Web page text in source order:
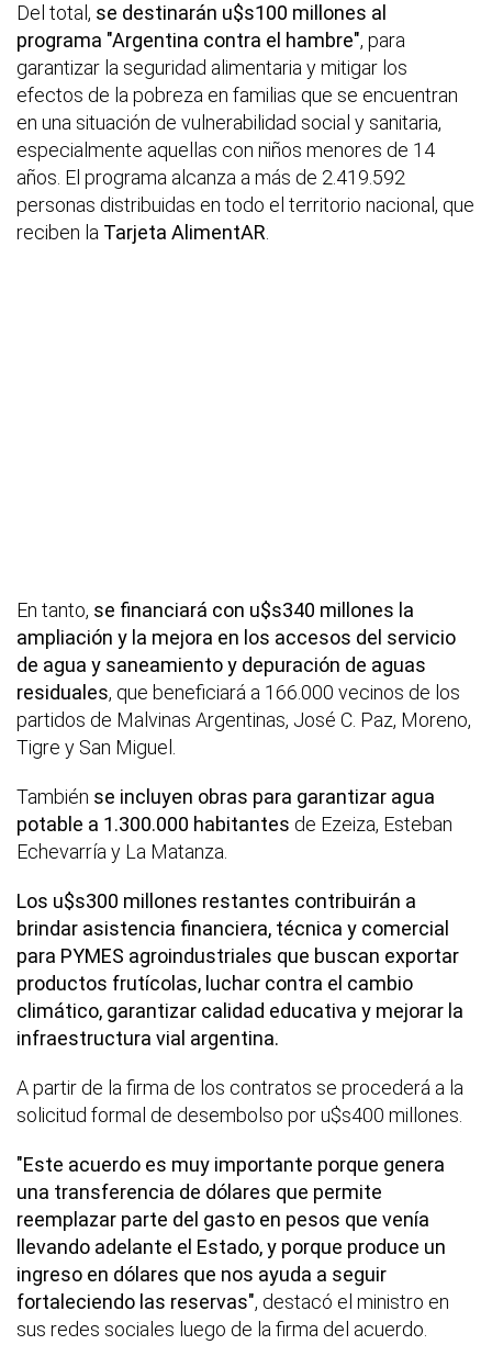
Del total, se destinarán u$s100 millones al
programa "Argentina contra el hambre", para
garantizar la seguridad alimentaria y mitigar los
efectos de la pobreza en familias que se encuentran
en una situación de vulnerabilidad social y sanitaria,
especialmente aquellas con niños menores de 14
años. El programa alcanza a más de 2.419.592
personas distribuidas en todo el territorio nacional, que
reciben la Tarjeta AlimentAR.
En tanto, se financiará con u$s340 millones la
ampliación y la mejora en los accesos del servicio
de agua y saneamiento y depuración de aguas
residuales, que beneficiará a 166.000 vecinos de los
partidos de Malvinas Argentinas, José C. Paz, Moreno,
Tigre y San Miguel.
También se incluyen obras para garantizar agua
potable a 1.300.000 habitantes de Ezeiza, Esteban
Echevarría y La Matanza.
Los u$s300 millones restantes contribuirán a
brindar asistencia financiera, técnica y comercial
para PYMES agroindustriales que buscan exportar
productos frutícolas, luchar contra el cambio
climático, garantizar calidad educativa y mejorar la
infraestructura vial argentina.
A partir de la firma de los contratos se procederá a la
solicitud formal de desembolso por u$s400 millones.
"Este acuerdo es muy importante porque genera
una transferencia de dólares que permite
reemplazar parte del gasto en pesos que venía
llevando adelante el Estado, y porque produce un
ingreso en dólares que nos ayuda a seguir
fortaleciendo las reservas", destacó el ministro en
sus redes sociales luego de la firma del acuerdo.